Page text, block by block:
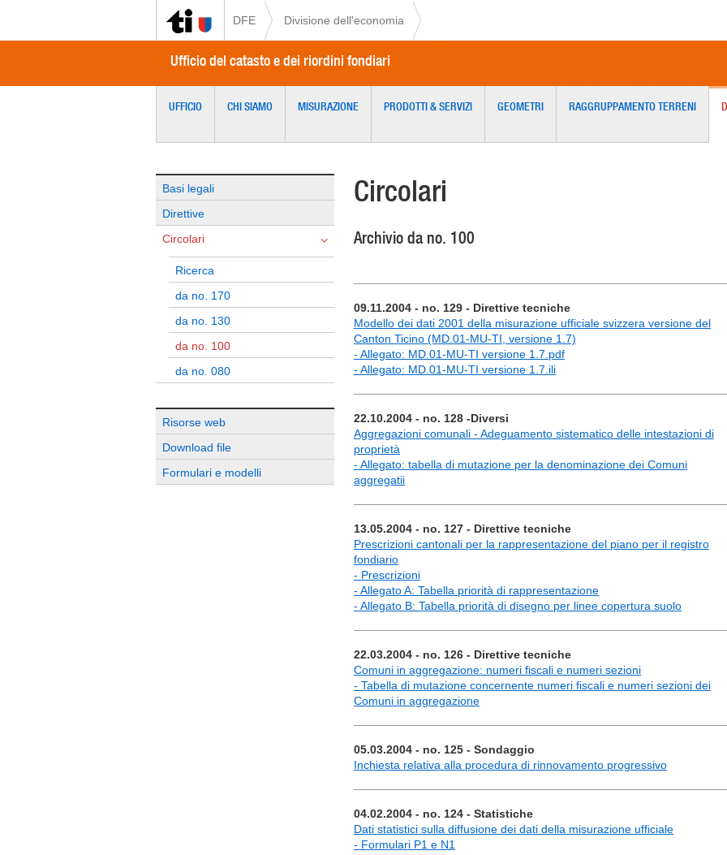
DFE Divisione dell'economia
Ufficio del catasto e dei riordini fondiari
UFFICIO CHI SIAMO MISURAZIONE PRODOTTI & SERVIZI GEOMETRI RAGGRUPPAMENTO TERRENI
Basi legali
Direttive
Circolari
Ricerca
da no. 170
da no. 130
da no. 100
da no. 080
Risorse web
Download file
Formulari e modelli
Circolari
Archivio da no. 100
09.11.2004 - no. 129 - Direttive tecniche
Modello dei dati 2001 della misurazione ufficiale svizzera versione del
Canton Ticino (MD.01-MU-TI, versione 1.7)
- Allegato: MD.01-MU-TI versione 1.7.pdf
- Allegato: MD.01-MU-TI versione 1.7.ili
22.10.2004 - no. 128 -Diversi
Aggregazioni comunali - Adeguamento sistematico delle intestazioni di
proprietà
- Allegato: tabella di mutazione per la denominazione dei Comuni
aggregatii
13.05.2004 - no. 127 - Direttive tecniche
Prescrizioni cantonali per la rappresentazione del piano per il registro
fondiario
- Prescrizioni
- Allegato A: Tabella priorità di rappresentazione
- Allegato B: Tabella priorità di disegno per linee copertura suolo
22.03.2004 - no. 126 - Direttive tecniche
Comuni in aggregazione: numeri fiscali e numeri sezioni
- Tabella di mutazione concernente numeri fiscali e numeri sezioni dei
Comuni in aggregazione
05.03.2004 - no. 125 - Sondaggio
Inchiesta relativa alla procedura di rinnovamento progressivo
04.02.2004 - no. 124 - Statistiche
Dati statistici sulla diffusione dei dati della misurazione ufficiale
- Formulari P1 e N1